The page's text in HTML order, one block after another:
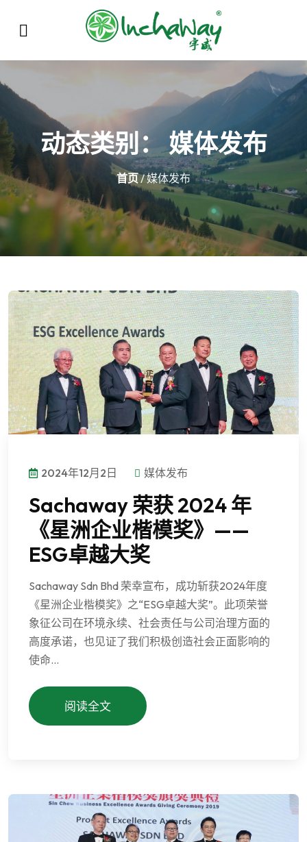
动态类别：媒体发布
首页/ 媒体发布
2024年12月2日 媒体发布
Sachaway 荣获 2024 年
《星洲企业楷模奖》——
ESG卓越大奖
Sachaway Sdn Bhd 荣幸宣布，成功斩获2024年度
《星洲企业楷模奖》之“ESG卓越大奖”。此项荣誉
象征公司在环境永续、社会责任与公司治理方面的
高度承诺，也见证了我们积极创造社会正面影响的
使命...
阅读全文